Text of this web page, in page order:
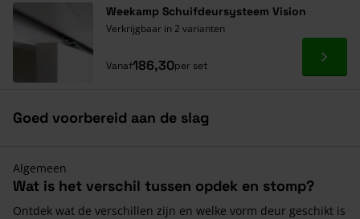
Weekamp Schuifdeursysteem Vision
Verkrijgbaar in 2 varianten
Vanaf186,30per set Ga
Goed voorbereid aan de slag
Algemeen
Wat is het verschil tussen opdek en stomp?
Ontdek wat de verschillen zijn en welke vorm deur geschikt is